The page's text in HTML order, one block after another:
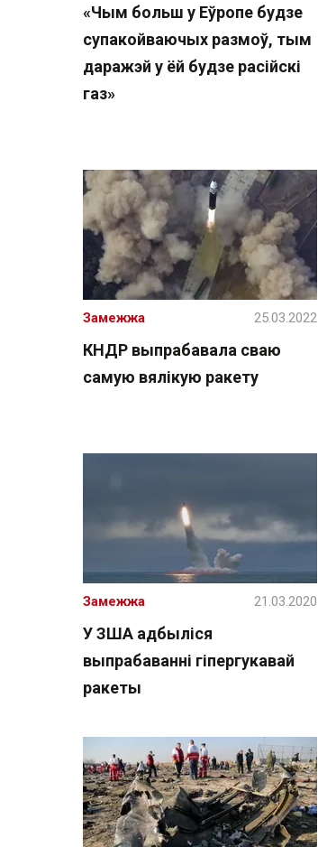
«Чым больш у Еўропе будзе
супакойваючых размоў, тым
даражэй у ёй будзе расійскі
газ»
КНДР выпрабавала сваю
самую вялікую ракету
Замежжа 25.03.2022
У ЗША адбыліся
выпрабаванні гіпергукавай
ракеты
Замежжа 21.03.2020